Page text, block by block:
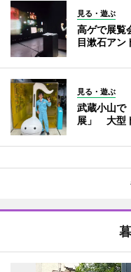
見る・遊ぶ
高ゲで展覧
目漱石アン
見る・遊ぶ
武蔵小山で
展」 大型